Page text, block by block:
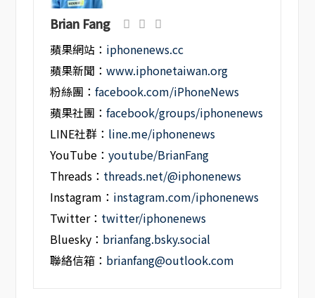
Brian Fang
蘋果網站： iphonenews.cc
蘋果新聞：www.iphonetaiwan.org
粉絲團：facebook.com/iPhoneNews
蘋果社團：facebook/groups/iphonenews
LINE社群： line.me/iphonenews
YouTube：youtube/BrianFang
Threads： threads.net/@iphonenews
Instagram： instagram.com/iphonenews
Twitter： twitter/iphonenews
Bluesky： brianfang.bsky.social
聯絡信箱： brianfang@outlook.com